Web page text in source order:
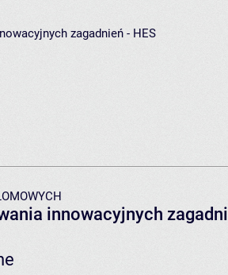
zagadnień - HES
innowacyjnych